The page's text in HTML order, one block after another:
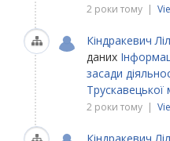
2 роки тому |
Кіндракевич
даних
засади
Трускавецької
2 роки тому |